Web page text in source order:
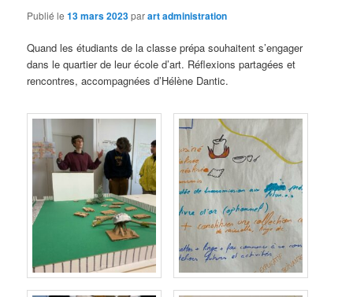
Publié le13 mars 2023parart administration
Quand les étudiants de la classe prépa souhaitent s’engager
dans le quartier de leur école d’art. Réflexions partagées et
rencontres, accompagnées d’Hélène Dantic.